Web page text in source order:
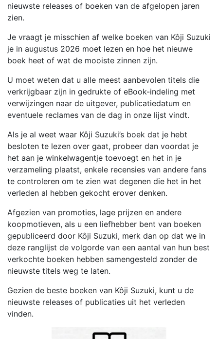
nieuwste releases of boeken van de afgelopen jaren
zien.
Je vraagt je misschien af welke boeken van Kôji Suzuki
je in augustus 2026 moet lezen en hoe het nieuwe
boek heet of wat de mooiste zinnen zijn.
U moet weten dat u alle meest aanbevolen titels die
verkrijgbaar zijn in gedrukte of eBook-indeling met
verwijzingen naar de uitgever, publicatiedatum en
eventuele reclames van de dag in onze lijst vindt.
Als je al weet waar Kôji Suzuki’s boek dat je hebt
besloten te lezen over gaat, probeer dan voordat je
het aan je winkelwagentje toevoegt en het in je
verzameling plaatst, enkele recensies van andere fans
te controleren om te zien wat degenen die het in het
verleden al hebben gekocht erover denken.
Afgezien van promoties, lage prijzen en andere
koopmotieven, als u een liefhebber bent van boeken
gepubliceerd door Kôji Suzuki, merk dan op dat we in
deze ranglijst de volgorde van een aantal van hun best
verkochte boeken hebben samengesteld zonder de
nieuwste titels weg te laten.
Gezien de beste boeken van Kôji Suzuki, kunt u de
nieuwste releases of publicaties uit het verleden
vinden.